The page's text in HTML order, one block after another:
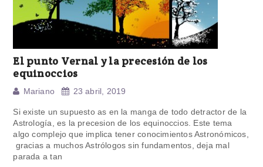
El punto Vernal y la precesión de los
equinoccios
Mariano 23 abril, 2019
Si existe un supuesto as en la manga de todo detractor de la
Astrología, es la precesion de los equinoccios. Este tema
algo complejo que implica tener conocimientos Astronómicos,
gracias a muchos Astrólogos sin fundamentos, deja mal
parada a tan